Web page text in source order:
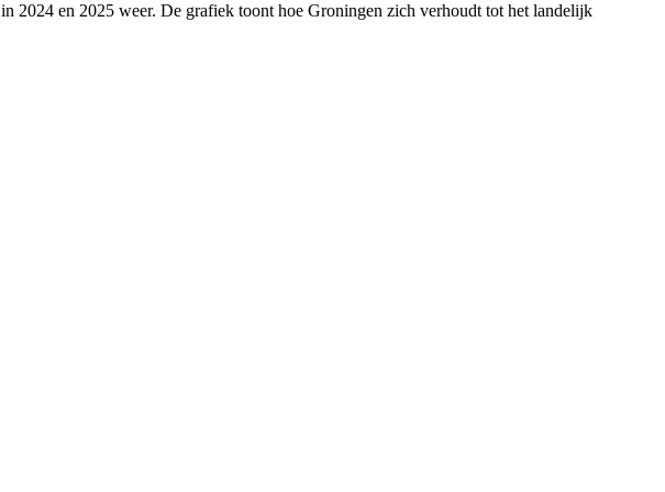
in 2024 en 2025 weer. De grafiek toont hoe Groningen zich verhoudt tot het landelijk